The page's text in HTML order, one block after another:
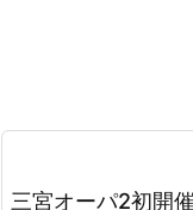
三宮オーパ2初開